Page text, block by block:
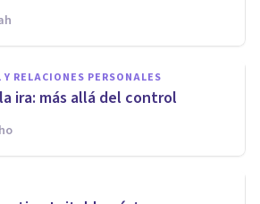
RELACIONES PERSONALES
ira: más allá del control